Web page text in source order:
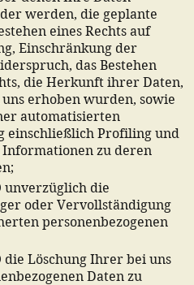
werden, die geplante
eines Rechts auf
Einschränkung der
das Bestehen
die Herkunft ihrer Daten,
erhoben wurden, sowie
automatisierten
einschließlich Profiling und
Informationen zu deren
unverzüglich die
oder Vervollständigung
personenbezogenen
die Löschung Ihrer bei uns
Daten zu